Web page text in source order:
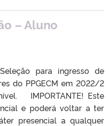
– Aluno
para ingresso de
do PPGECM em 2022/2
IMPORTANTE! Este
e poderá voltar a ter
presencial a qualquer